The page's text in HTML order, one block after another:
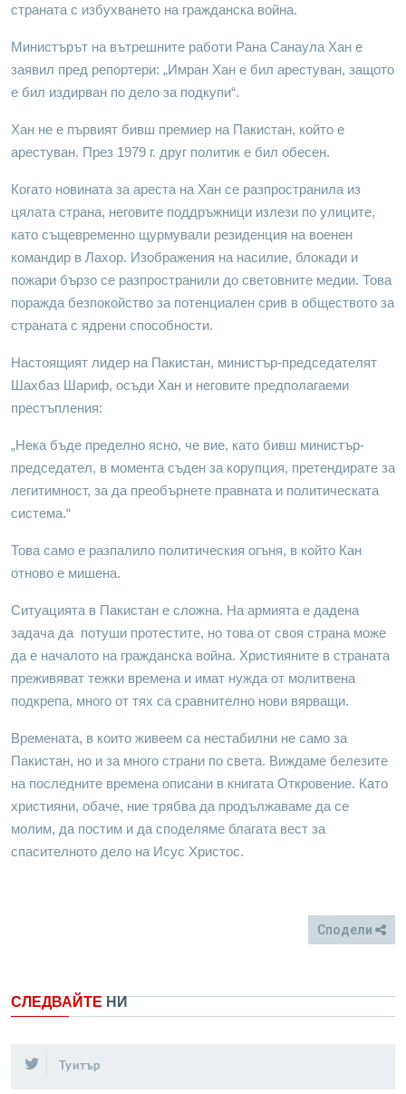
страната с избухването на гражданска война.
Министърът на вътрешните работи Рана Санаула Хан е
заявил пред репортери: „Имран Хан е бил арестуван, защото
е бил издирван по дело за подкупи“.
Хан не е първият бивш премиер на Пакистан, който е
арестуван. През 1979 г. друг политик е бил обесен.
Когато новината за ареста на Хан се разпространила из
цялата страна, неговите поддръжници излези по улиците,
като същевременно щурмували резиденция на военен
командир в Лахор. Изображения на насилие, блокади и
пожари бързо се разпространили до световните медии. Това
поражда безпокойство за потенциален срив в обществото за
страната с ядрени способности.
Настоящият лидер на Пакистан, министър-председателят
Шахбаз Шариф, осъди Хан и неговите предполагаеми
престъпления:
„Нека бъде пределно ясно, че вие, като бивш министър-
председател, в момента съден за корупция, претендирате за
легитимност, за да преобърнете правната и политическата
система.“
Това само е разпалило политическия огъня, в който Кан
отново е мишена.
Ситуацията в Пакистан е сложна. На армията е дадена
задача да потуши протестите, но това от своя страна може
да е началото на гражданска война. Християните в страната
преживяват тежки времена и имат нужда от молитвена
подкрепа, много от тях са сравнително нови вярващи.
Времената, в които живеем са нестабилни не само за
Пакистан, но и за много страни по света. Виждаме белезите
на последните времена описани в книгата Откровение. Като
християни, обаче, ние трябва да продължаваме да се
молим, да постим и да споделяме благата вест за
спасителното дело на Исус Христос.
Сподели
СЛЕДВАЙТЕНИ
Туитър